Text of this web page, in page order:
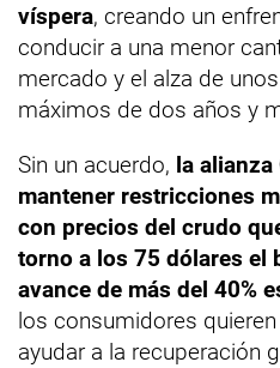
víspera, creando un
conducir a una menor
mercado y el alza de
máximos de dos años y
Sin un acuerdo, la alianza
mantener restricciones
con precios del crudo
torno a los 75 dólares el
avance de más del 40%
los consumidores
ayudar a la recuperación